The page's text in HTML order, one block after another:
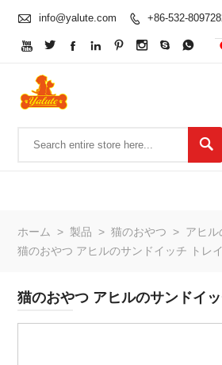
 info@yalute.com  +86-532-
       

ホーム > 製品 > 猫のおやつ > アヒル
猫のおやつ アヒルのサンドイッチ トレ
猫のおやつ アヒルのサンドイ